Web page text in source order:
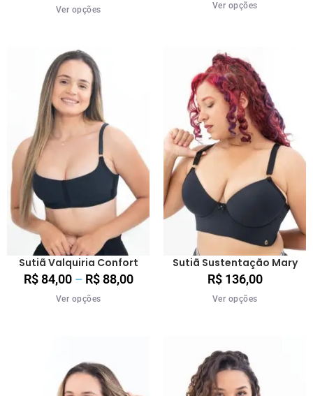
Ver opções Ver opções
Sutiã Valquiria Confort
R$84,00 – R$88,00
Ver opções
Sutiã Sustentação Mary
R$136,00
Ver opções